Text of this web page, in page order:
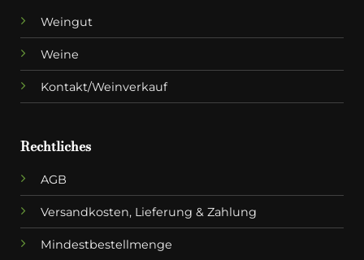
Weingut
Weine
Kontakt/Weinverkauf
Rechtliches
AGB
Versandkosten, Lieferung & Zahlung
Mindestbestellmenge